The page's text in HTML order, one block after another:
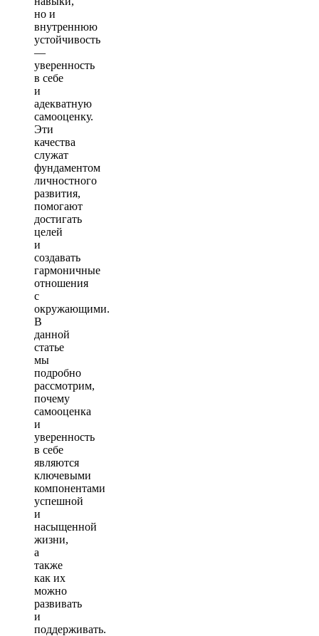
но и
внутреннюю
устойчивость
—
уверенность
в себе
и
адекватную
самооценку.
Эти
качества
служат
фундаментом
личностного
развития,
помогают
достигать
целей
и
создавать
гармоничные
отношения
с
окружающими.
В
данной
статье
мы
подробно
рассмотрим,
почему
самооценка
и
уверенность
в себе
являются
ключевыми
компонентами
успешной
и
насыщенной
жизни,
а
также
как их
можно
развивать
и
поддерживать.